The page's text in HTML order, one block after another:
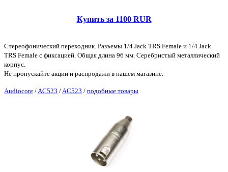
Купить за 1100 RUR
Стереофонический переходник. Разъемы 1/4 Jack TRS Female и 1/4 Jack
TRS Female с фиксацией. Общая длина 96 мм. Серебристый металлический
корпус.
Не пропускайте акции и распродажи в нашем магазине.
Audiocore / AC523 / AC523 / подобные товары